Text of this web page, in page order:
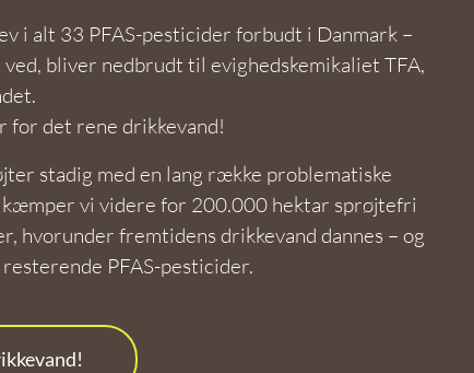
i alt 33 PFAS-pesticider forbudt i Danmark –
bliver nedbrudt til evighedskemikaliet TFA,
for det rene drikkevand!
stadig med en lang række problematiske
vi videre for 200.000 hektar sprøjtefri
hvorunder fremtidens drikkevand dannes – og
PFAS-pesticider.